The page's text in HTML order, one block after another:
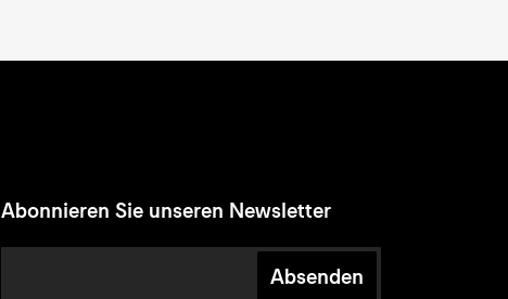
Abonnieren Sie unseren Newsletter
Absenden